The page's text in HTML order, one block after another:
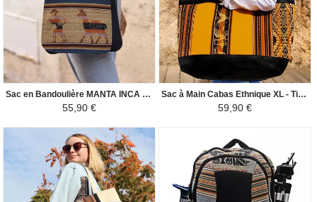
Sac en Bandoulière MANTA INCA - pour Homme Lama - Bleu / Noir
55,90 €
Sac à Main Cabas Ethnique XL - Tissu Péruvien - Jaune Orange/Marron
59,90 €